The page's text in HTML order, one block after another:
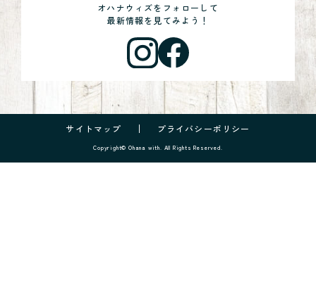
オハナウィズをフォローして
最新情報を見てみよう！
サイトマップ プライバシーポリシー
Copyright© Ohana with. All Rights Reserved.